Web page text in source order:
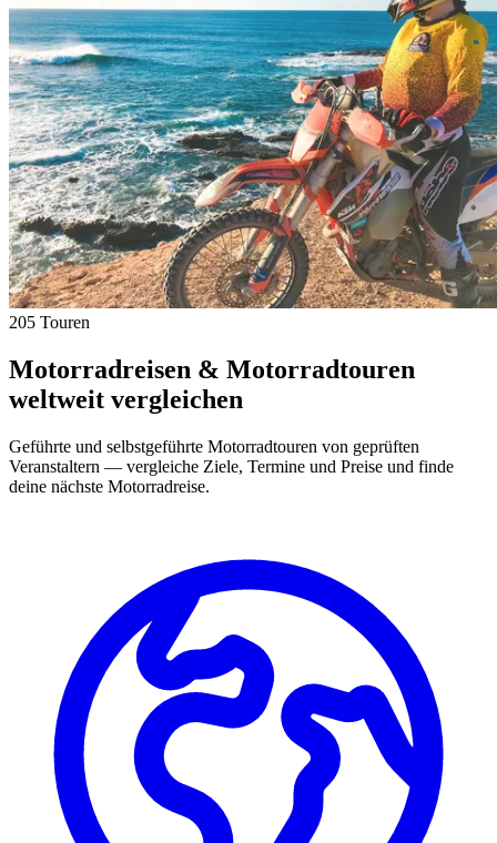
205 Touren
Motorradreisen & Motorradtouren
weltweit vergleichen
Geführte und selbstgeführte Motorradtouren von geprüften
Veranstaltern — vergleiche Ziele, Termine und Preise und finde
deine nächste Motorradreise.